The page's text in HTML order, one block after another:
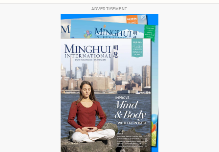
ADVERTISEMENT